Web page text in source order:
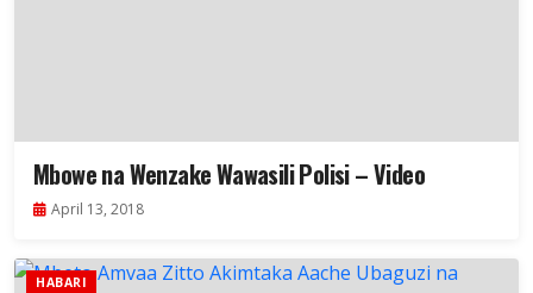
Mbowe na Wenzake Wawasili Polisi – Video
April 13, 2018
HABARI